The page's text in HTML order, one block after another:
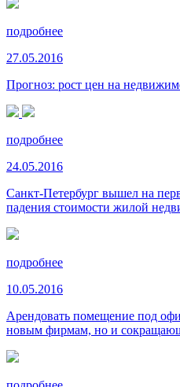
подробнее
27.05.2016
Прогноз: рост цен на
подробнее
24.05.2016
Санкт-Петербург вышел на
падения стоимости жилой
подробнее
10.05.2016
Арендовать помещение под
новым фирмам, но и